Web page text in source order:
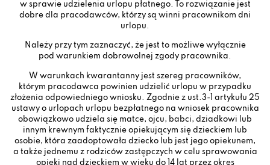
w sprawie udzielenia urlopu płatnego. To rozwiązanie jest
dobre dla pracodawców, którzy są winni pracownikom dni
urlopu.
Należy przy tym zaznaczyć, że jest to możliwe wyłącznie
pod warunkiem dobrowolnej zgody pracownika.
W warunkach kwarantanny jest szereg pracowników,
którym pracodawca powinien udzielić urlopu w przypadku
złożenia odpowiedniego wniosku. Zgodnie z ust.3-1 artykułu 25
ustawy o urlopach urlopu bezpłatnego na wniosek pracownika
obowiązkowo udziela się matce, ojcu, babci, dziadkowi lub
innym krewnym faktycznie opiekującym się dzieckiem lub
osobie, która zaadoptowała dziecko lub jest jego opiekunem,
a także jednemu z rodziców zastępczych w celu sprawowania
opieki nad dzieckiem w wieku do 14 lat przez okres